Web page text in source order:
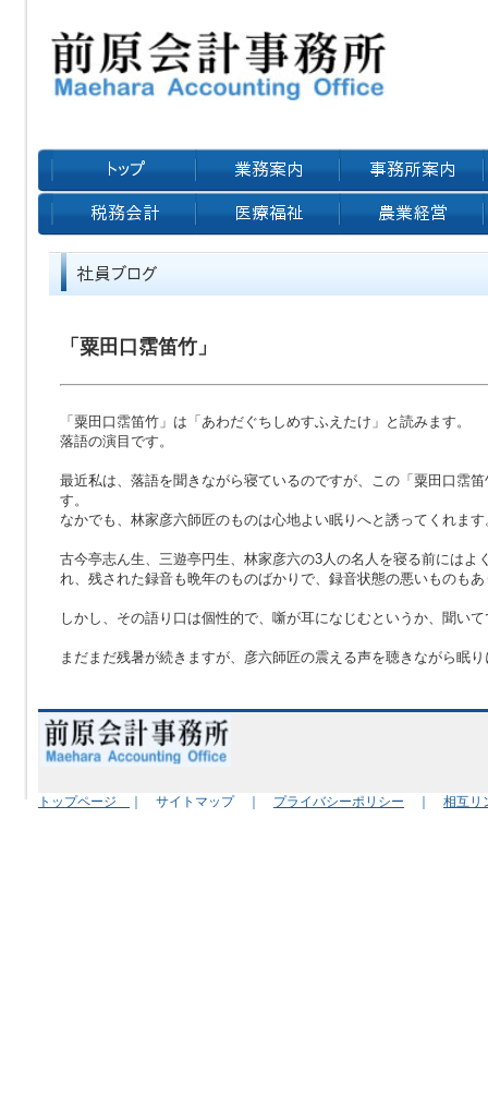
「粟田口霑笛竹」
「粟田口霑笛竹」は「あわだぐちしめすふえたけ」と読みます。
落語の演目です。
最近私は、落語を聞きながら寝ているのですが、この「粟田口霑
す。
なかでも、林家彦六師匠のものは心地よい眠りへと誘ってくれます
古今亭志ん生、三遊亭円生、林家彦六の3人の名人を寝る前にはよ
れ、残された録音も晩年のものばかりで、録音状態の悪いものも
しかし、その語り口は個性的で、噺が耳になじむというか、聞い
まだまだ残暑が続きますが、彦六師匠の震える声を聴きながら眠
トップページ ｜ サイトマップ ｜ プライバシーポリシー 相互リ